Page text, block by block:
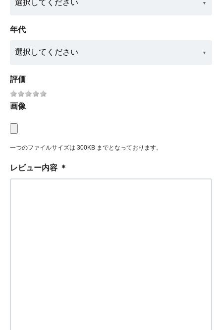
年代
評価
画像
一つのファイルサイズは 300KB までとなっております。
レビュー内容 ＊